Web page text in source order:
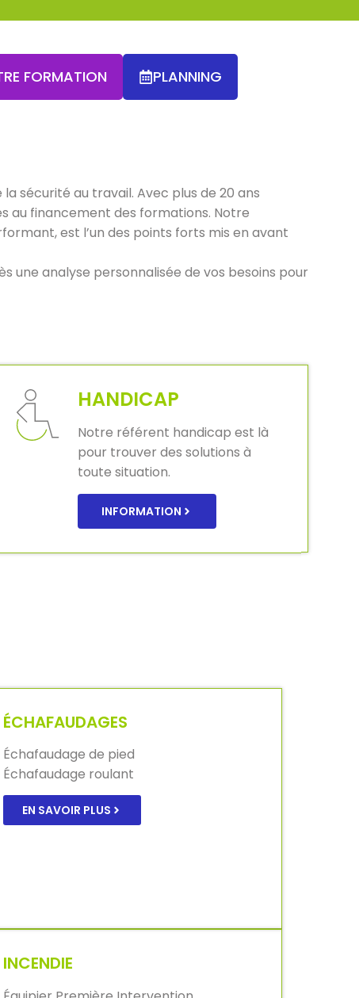
FORMATION PLANNING
sécurité au travail. Avec plus de 20 ans
au financement des formations. Notre
est l’un des points forts mis en avant
une analyse personnalisée de vos besoins pour
HANDICAP
Notre référent handicap est là
pour trouver des solutions à
toute situation.
INFORMATION
ÉCHAFAUDAGES
Échafaudage de pied
Échafaudage roulant
EN SAVOIR PLUS
INCENDIE